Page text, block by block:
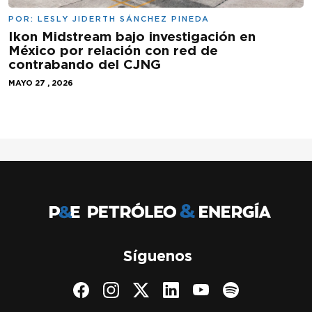
POR: LESLY JIDERTH SÁNCHEZ PINEDA
Ikon Midstream bajo investigación en
México por relación con red de
contrabando del CJNG
MAYO 27 , 2026
Síguenos